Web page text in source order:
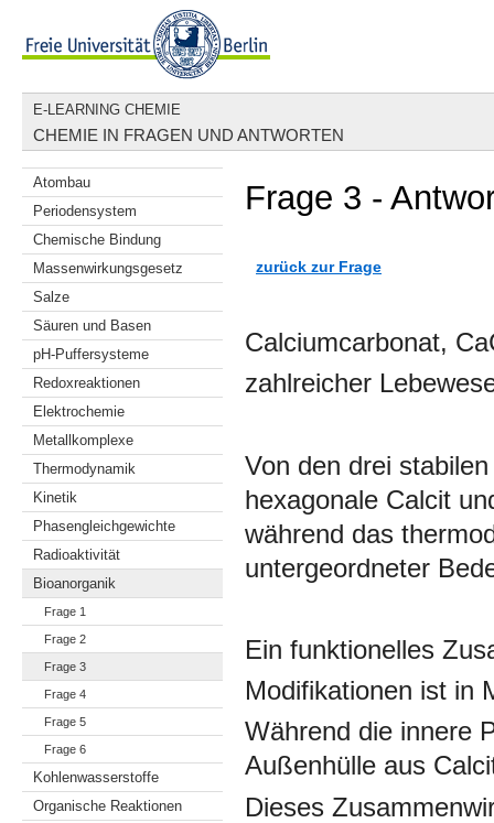
E-LEARNING CHEMIE
CHEMIE IN FRAGEN UND ANTWORTEN
Atombau
Periodensystem
Chemische Bindung
Massenwirkungsgesetz
Salze
Säuren und Basen
pH-Puffersysteme
Redoxreaktionen
Elektrochemie
Metallkomplexe
Thermodynamik
Kinetik
Phasengleichgewichte
Radioaktivität
Bioanorganik
Frage 1
Frage 2
Frage 3
Frage 4
Frage 5
Frage 6
Kohlenwasserstoffe
Organische Reaktionen
Frage 3 -
zurück zur Frage
Calciumcarbonat,
zahlreicher
Von den drei
hexagonale Calcit
während das
untergeordneter
Ein funktionelles
Modifikationen ist in
Während die innere
Außenhülle aus
Dieses